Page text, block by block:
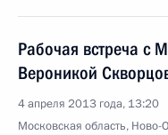
Рабочая встреча с
Вероникой
4 апреля 2013 года, 13:20
Московская область, Ново-